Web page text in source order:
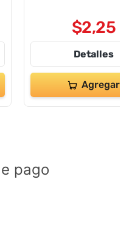
$2,25
Detalles
Agregar
pago